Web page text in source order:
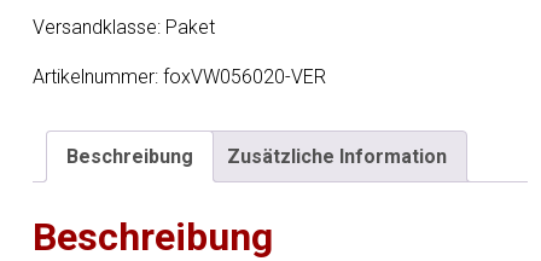
-
GTI/
Vorschalldämpferersatzrohr
Menge
Versandklasse: Paket
Artikelnummer:foxVW056020-VER
Beschreibung Zusätzliche Information
Beschreibung